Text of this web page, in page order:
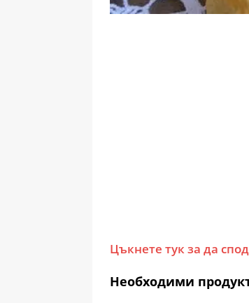
Цъкнете тук за да
Необходими